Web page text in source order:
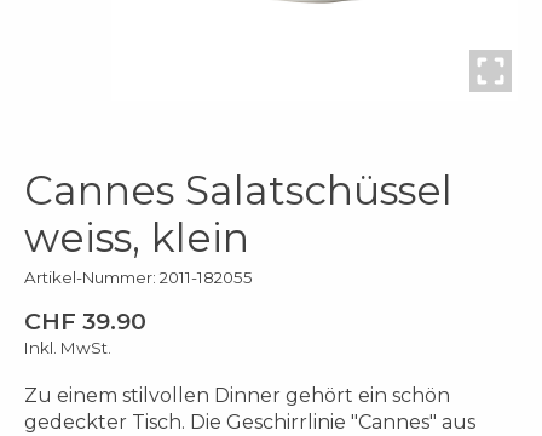
Cannes Salatschüssel
weiss, klein
Artikel-Nummer: 2011-182055
CHF 39.90
Inkl. MwSt.
Zu einem stilvollen Dinner gehört ein schön
gedeckter Tisch. Die Geschirrlinie "Cannes" aus